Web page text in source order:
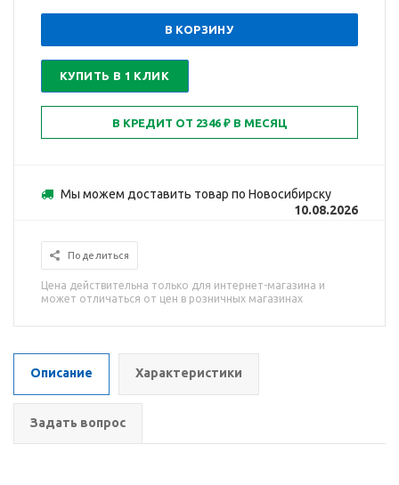
В КОРЗИНУ
КУПИТЬ В 1 КЛИК
Мы можем доставить товар по Новосибирску
10.08.2026
Поделиться
Цена действительна только для интернет-магазина и
может отличаться от цен в розничных магазинах
Описание Характеристики
Задать вопрос